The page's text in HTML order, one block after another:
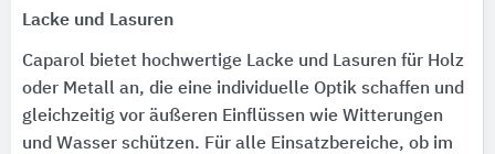
Lacke und Lasuren
Caparol bietet hochwertige Lacke und Lasuren für Holz
oder Metall an, die eine individuelle Optik schaffen und
gleichzeitig vor äußeren Einflüssen wie Witterungen
und Wasser schützen. Für alle Einsatzbereiche, ob im